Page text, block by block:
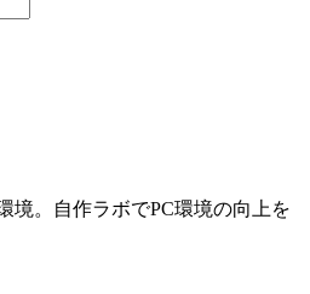
境。 自作ラボでPC環境の向上を